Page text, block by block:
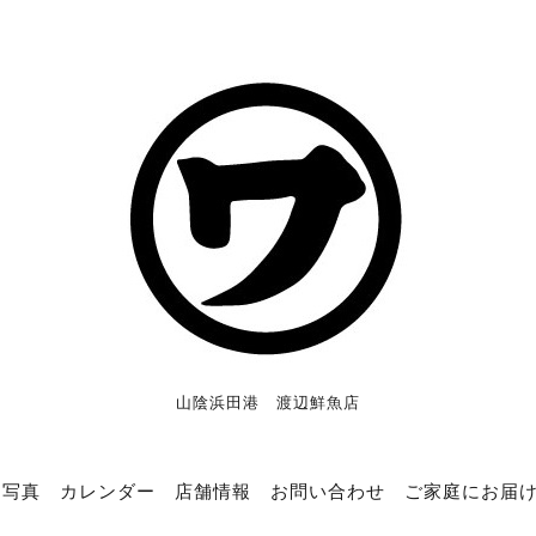
山陰浜田港 渡辺鮮魚店
写真 カレンダー 店舗情報 お問い合わせ ご家庭にお届け